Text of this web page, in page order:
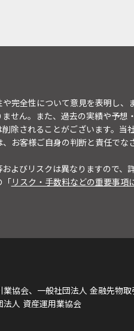
完全性について意見を表明し、
せん。また、過去の実績や予想・
除されることがございます。当
お客様ご自身の判断と責任でな
よびリスクは異なりますので、
「リスク・手数料などの重要事項
協会、一般社団法人 金融先物取
人 資産運用業協会